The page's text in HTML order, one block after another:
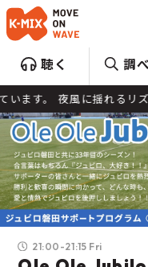
聴く 調
夜風に揺れるリ
21:00-21:15 Fri